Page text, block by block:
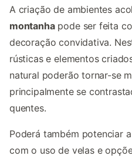
A criação de ambientes
montanhapode ser feita
decoração convidativa.
rústicas e elementos
natural poderão tornar-se
principalmente se
quentes.
Poderá também potenciar
com o uso de velas e